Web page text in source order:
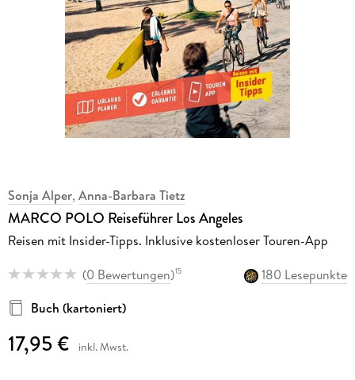
Sonja Alper, Anna-Barbara Tietz
MARCO POLO Reiseführer Los Angeles
Reisen mit Insider-Tipps. Inklusive kostenloser Touren-App
(0 Bewertungen)15
180 Lesepunkte
Buch (kartoniert)
17,95 € inkl. Mwst.